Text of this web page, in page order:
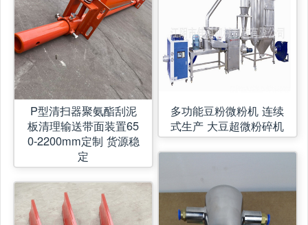
P型清扫器聚氨酯刮泥
板清理输送带面装置65
0-2200mm定制 货源稳
定
多功能豆粉微粉机 连续
式生产 大豆超微粉碎机